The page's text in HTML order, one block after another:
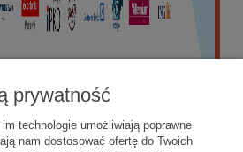
prywatność
technologie umożliwiają poprawne
nam dostosować ofertę do Twoich